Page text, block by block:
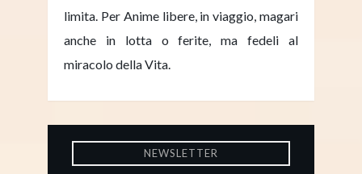
limita. Per Anime libere, in viaggio, magari
anche in lotta o ferite, ma fedeli al
miracolo della Vita.
NEWSLETTER